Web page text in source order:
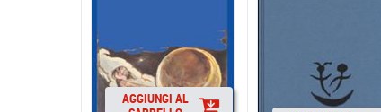
AGGIUNGI AL